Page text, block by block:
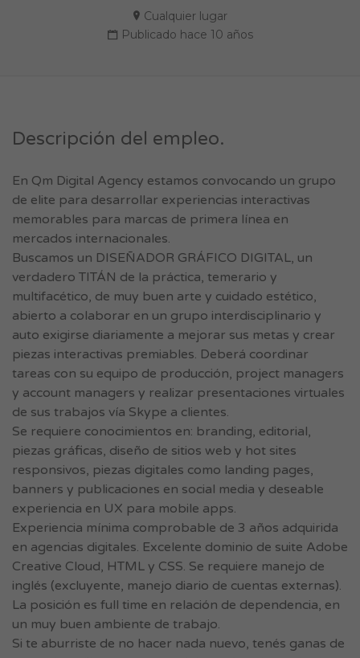
Cualquier lugar
Publicado hace 10 años
Descripción del empleo.
En Qm Digital Agency estamos convocando un grupo
de elite para desarrollar experiencias interactivas
memorables para marcas de primera línea en
mercados internacionales.
Buscamos un DISEÑADOR GRÁFICO DIGITAL, un
verdadero TITÁN de la práctica, temerario y
multifacético, de muy buen arte y cuidado estético,
abierto a colaborar en un grupo interdisciplinario y
auto exigirse diariamente a mejorar sus metas y crear
piezas interactivas premiables. Deberá coordinar
tareas con su equipo de producción, project managers
y account managers y realizar presentaciones virtuales
de sus trabajos vía Skype a clientes.
Se requiere conocimientos en: branding, editorial,
piezas gráficas, diseño de sitios web y hot sites
responsivos, piezas digitales como landing pages,
banners y publicaciones en social media y deseable
experiencia en UX para mobile apps.
Experiencia mínima comprobable de 3 años adquirida
en agencias digitales. Excelente dominio de suite Adobe
Creative Cloud, HTML y CSS. Se requiere manejo de
inglés (excluyente, manejo diario de cuentas externas).
La posición es full time en relación de dependencia, en
un muy buen ambiente de trabajo.
Si te aburriste de no hacer nada nuevo, tenés ganas de